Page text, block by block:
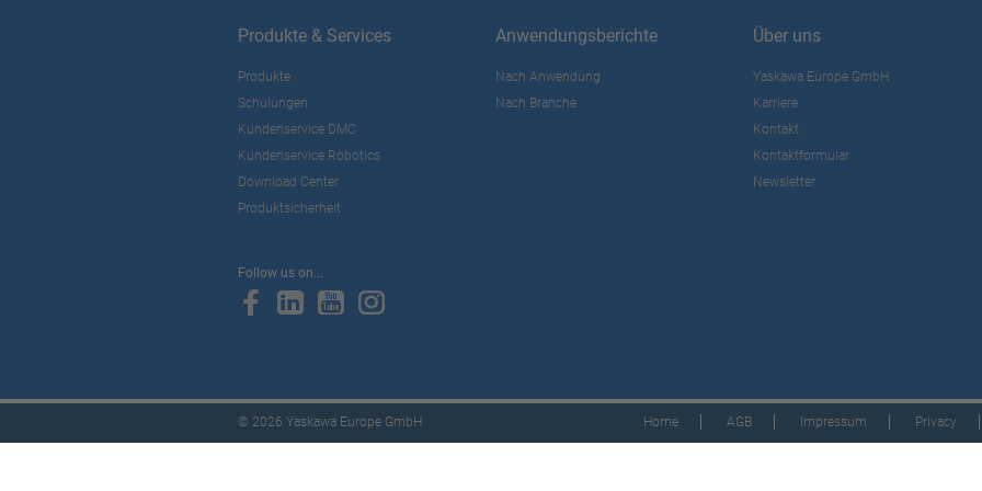
Produkte & Services
Produkte
Schulungen
Kundenservice DMC
Kundenservice Robotics
Download Center
Produktsicherheit
Anwendungsberichte
Nach Anwendung
Nach Branche
Über uns
Yaskawa Europe GmbH
Karriere
Kontakt
Kontaktformular
Newsletter
Follow us on...
© 2026 Yaskawa Europe GmbH Home AGB Impressum Privacy